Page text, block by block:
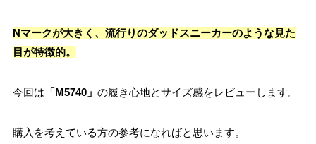
Nマークが大きく、流行りのダッドスニーカーのような見た
目が特徴的。
今回は 「M5740」 の履き心地とサイズ感をレビューします。
購入を考えている方の参考になればと思います。